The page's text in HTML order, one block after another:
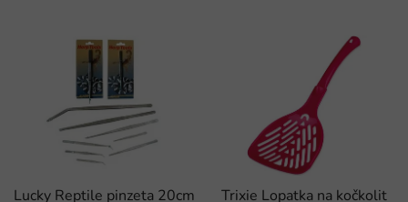
Lucky Reptile pinzeta 20cm
Trixie Lopatka na kočkolit